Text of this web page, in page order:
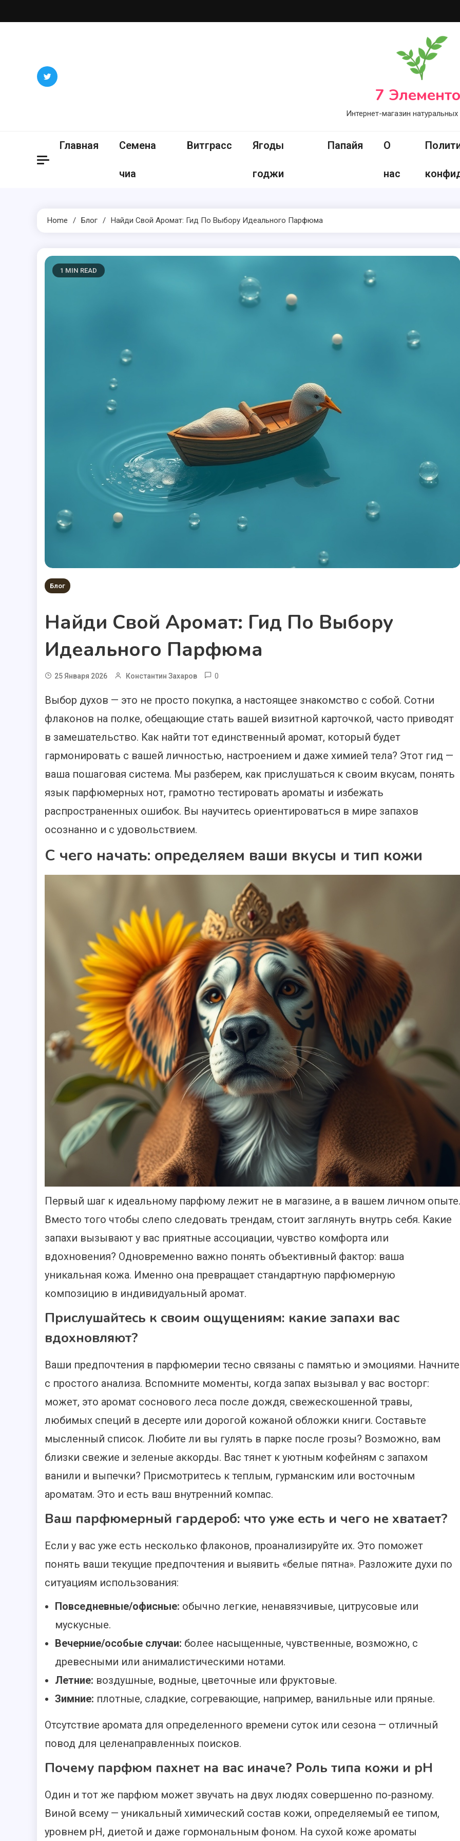
to
7
Интернет-магазин
Главная Семена
чиа
Витграсс Ягоды
годжи
Папайя О
нас
Home Блог Найди Свой Аромат: Гид По Выбору Идеального Парфюма
1 MIN READ
Блог
Найди Свой Аромат: Гид По Выбору
Идеального Парфюма
25 Января 2026 Константин Захаров 0
Выбор духов — это не просто покупка, а настоящее знакомство с собой. Сотни
флаконов на полке, обещающие стать вашей визитной карточкой, часто приводят
в замешательство. Как найти тот единственный аромат, который будет
гармонировать с вашей личностью, настроением и даже химией тела? Этот гид —
ваша пошаговая система. Мы разберем, как прислушаться к своим вкусам, понять
язык парфюмерных нот, грамотно тестировать ароматы и избежать
распространенных ошибок. Вы научитесь ориентироваться в мире запахов
осознанно и с удовольствием.
С чего начать: определяем ваши вкусы и тип кожи
Первый шаг к идеальному парфюму лежит не в магазине, а в вашем личном опыте.
Вместо того чтобы слепо следовать трендам, стоит заглянуть внутрь себя. Какие
запахи вызывают у вас приятные ассоциации, чувство комфорта или
вдохновения? Одновременно важно понять объективный фактор: ваша
уникальная кожа. Именно она превращает стандартную парфюмерную
композицию в индивидуальный аромат.
Прислушайтесь к своим ощущениям: какие запахи вас
вдохновляют?
Ваши предпочтения в парфюмерии тесно связаны с памятью и эмоциями. Начните
с простого анализа. Вспомните моменты, когда запах вызывал у вас восторг:
может, это аромат соснового леса после дождя, свежескошенной травы,
любимых специй в десерте или дорогой кожаной обложки книги. Составьте
мысленный список. Любите ли вы гулять в парке после грозы? Возможно, вам
близки свежие и зеленые аккорды. Вас тянет к уютным кофейням с запахом
ванили и выпечки? Присмотритесь к теплым, гурманским или восточным
ароматам. Это и есть ваш внутренний компас.
Ваш парфюмерный гардероб: что уже есть и чего не хватает?
Если у вас уже есть несколько флаконов, проанализируйте их. Это поможет
понять ваши текущие предпочтения и выявить «белые пятна». Разложите духи по
ситуациям использования:
Повседневные/офисные: обычно легкие, ненавязчивые, цитрусовые или
мускусные.
Вечерние/особые случаи: более насыщенные, чувственные, возможно, с
древесными или анималистическими нотами.
Летние: воздушные, водные, цветочные или фруктовые.
Зимние: плотные, сладкие, согревающие, например, ванильные или пряные.
Отсутствие аромата для определенного времени суток или сезона — отличный
повод для целенаправленных поисков.
Почему парфюм пахнет на вас иначе? Роль типа кожи и pH
Один и тот же парфюм может звучать на двух людях совершенно по-разному.
Виной всему — уникальный химический состав кожи, определяемый ее типом,
уровнем pH, диетой и даже гормональным фоном. На сухой коже ароматы